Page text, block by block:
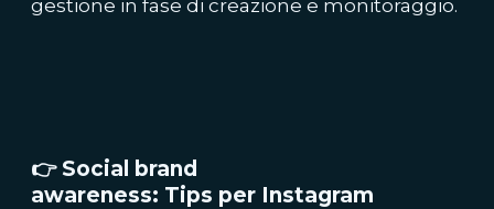
gestione in fase di creazione e monitoraggio.
👉Social brand
awareness: Tips per Instagram